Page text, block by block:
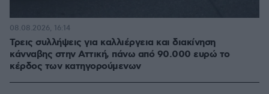
Τρεις συλλήψεις για καλλιέργεια και διακίνηση
κάνναβης στην Αττική, πάνω από 90.000 ευρώ το
κέρδος των κατηγορούμενων
08.08.2026, 16:14